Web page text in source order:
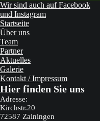
Wir sind auch auf Facebook
und Instagram
Startseite
Über uns
Team
Partner
Aktuelles
Galerie
Kontakt / Impressum
Hier finden Sie uns
Adresse:
Kirchstr.20
72587 Zainingen